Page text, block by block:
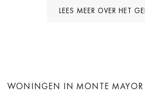
LEES MEER OVER HET
WONINGEN IN MONTE MAYOR